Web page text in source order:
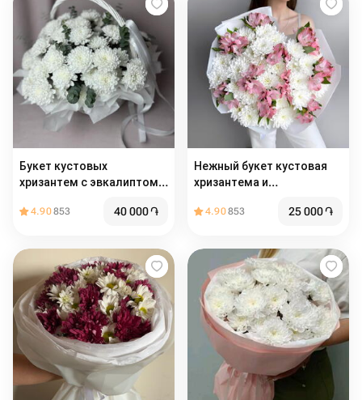
Букет кустовых
хризантем с эвкалиптом в
4.90853 40 000֏
Нежный букет кустовая
хризантема и
4.90853 25 000֏